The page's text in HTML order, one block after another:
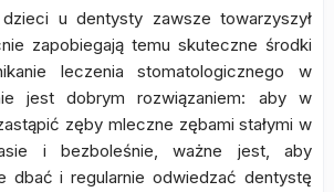
u dentysty zawsze towarzyszył
zapobiegają temu skuteczne środki
leczenia stomatologicznego w
jest dobrym rozwiązaniem: aby w
zęby mleczne zębami stałymi w
i bezboleśnie, ważne jest, aby
dbać i regularnie odwiedzać dentystę